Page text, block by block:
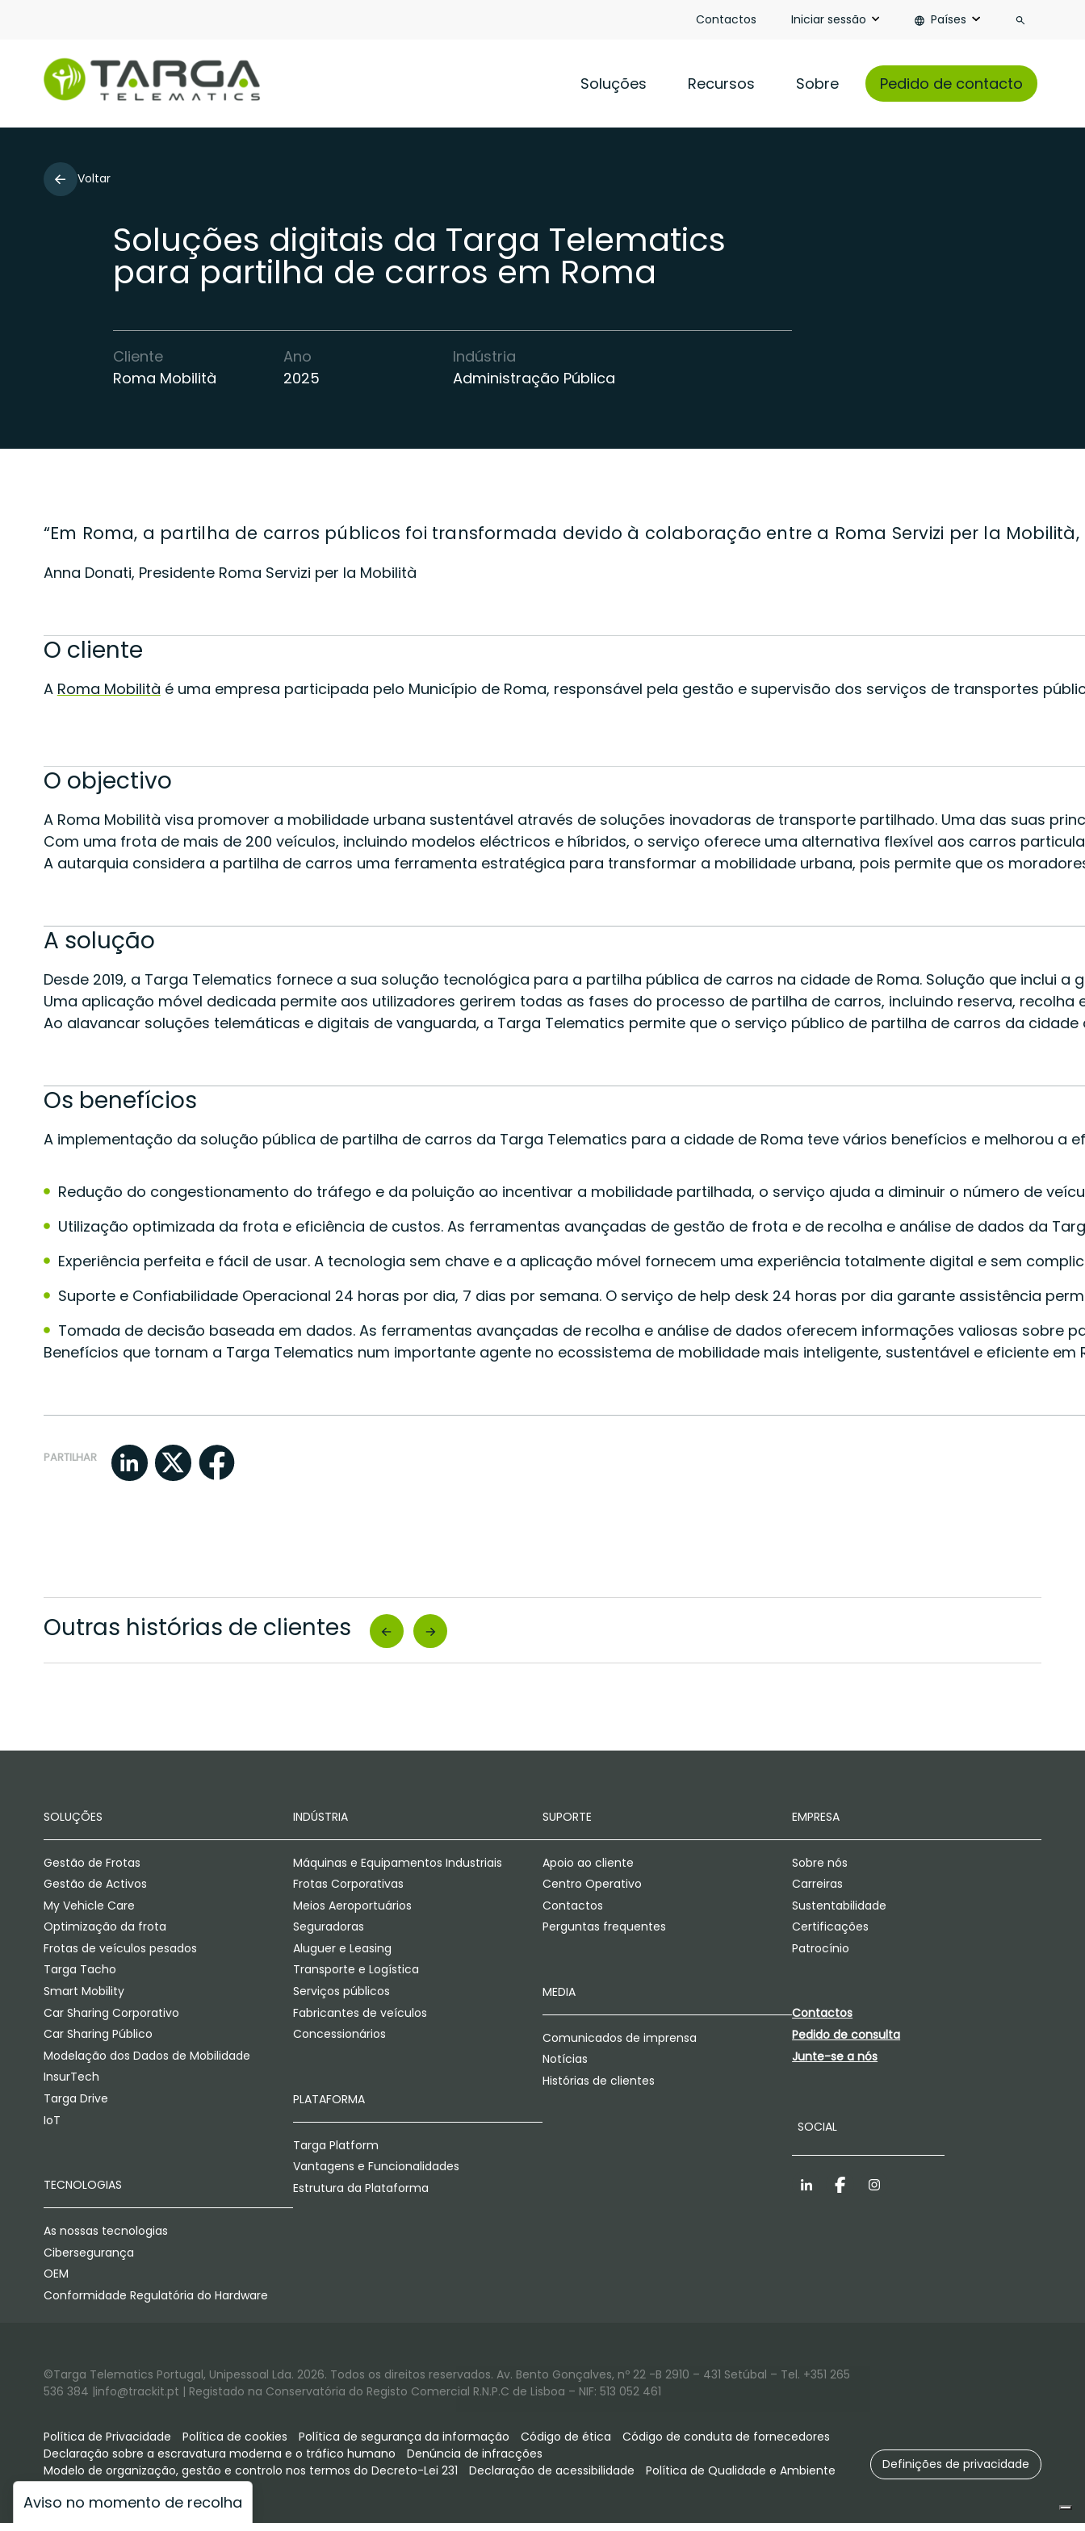
Contactos Iniciar sessão Países
Soluções Recursos Sobre Pedido de contacto
Voltar
Soluções digitais da Targa Telematics
para partilha de carros em Roma
Cliente
Roma Mobilità
Ano
2025
Indústria
Administração Pública
“Em Roma, a partilha de carros públicos foi transformada devido à colaboração entre a Roma Servizi per la
Anna Donati, Presidente Roma Servizi per la Mobilità
O cliente
A Roma Mobilità é uma empresa participada pelo Município de Roma, responsável pela gestão e supervisão dos serviços de transportes
O objectivo
A Roma Mobilità visa promover a mobilidade urbana sustentável através de soluções inovadoras de transporte partilhado. Uma das suas
Com uma frota de mais de 200 veículos, incluindo modelos eléctricos e híbridos, o serviço oferece uma alternativa flexível aos carros
A autarquia considera a partilha de carros uma ferramenta estratégica para transformar a mobilidade urbana, pois permite que os
A solução
Desde 2019, a Targa Telematics fornece a sua solução tecnológica para a partilha pública de carros na cidade de Roma. Solução que
Uma aplicação móvel dedicada permite aos utilizadores gerirem todas as fases do processo de partilha de carros, incluindo reserva,
Ao alavancar soluções telemáticas e digitais de vanguarda, a Targa Telematics permite que o serviço público de partilha de carros da
Os benefícios
A implementação da solução pública de partilha de carros da Targa Telematics para a cidade de Roma teve vários benefícios e melhorou a
Redução do congestionamento do tráfego e da poluição ao incentivar a mobilidade partilhada, o serviço ajuda a diminuir o número de
Utilização optimizada da frota e eficiência de custos. As ferramentas avançadas de gestão de frota e de recolha e análise de dados da
Experiência perfeita e fácil de usar. A tecnologia sem chave e a aplicação móvel fornecem uma experiência totalmente digital e sem
Suporte e Confiabilidade Operacional 24 horas por dia, 7 dias por semana. O serviço de help desk 24 horas por dia garante assistência
Tomada de decisão baseada em dados. As ferramentas avançadas de recolha e análise de dados oferecem informações valiosas
Benefícios que tornam a Targa Telematics num importante agente no ecossistema de mobilidade mais inteligente, sustentável e eficiente em
PARTILHAR
Outras histórias de clientes
SOLUÇÕES
Gestão de Frotas
Gestão de Activos
My Vehicle Care
Optimização da frota
Frotas de veículos pesados
Targa Tacho
Smart Mobility
Car Sharing Corporativo
Car Sharing Público
Modelação dos Dados de Mobilidade
InsurTech
Targa Drive
IoT
TECNOLOGIAS
As nossas tecnologias
Cibersegurança
OEM
Conformidade Regulatória do Hardware
INDÚSTRIA
Máquinas e Equipamentos Industriais
Frotas Corporativas
Meios Aeroportuários
Seguradoras
Aluguer e Leasing
Transporte e Logística
Serviços públicos
Fabricantes de veículos
Concessionários
PLATAFORMA
Targa Platform
Vantagens e Funcionalidades
Estrutura da Plataforma
SUPORTE
Apoio ao cliente
Centro Operativo
Contactos
Perguntas frequentes
MEDIA
Comunicados de imprensa
Notícias
Histórias de clientes
EMPRESA
Sobre nós
Carreiras
Sustentabilidade
Certificações
Patrocínio
Contactos
Pedido de consulta
Junte-se a nós
SOCIAL
LinkedInFacebookInstagram
©Targa Telematics Portugal, Unipessoal Lda. 2026. Todos os direitos reservados. Av. Bento Gonçalves, nº 22 -B 2910 – 431 Setúbal – Tel. +351 265
536 384 |info@trackit.pt | Registado na Conservatória do Registo Comercial R.N.P.C de Lisboa – NIF: 513 052 461
Política de Privacidade Política de cookies Política de segurança da informação Código de ética
Código de conduta de fornecedores
Declaração sobre a escravatura moderna e o tráfico humano
Denúncia de infracções
Modelo de organização, gestão e controlo nos termos do Decreto-Lei 231
Declaração de acessibilidade Política de Qualidade e Ambiente Definições de privacidade
Aviso no momento de recolha